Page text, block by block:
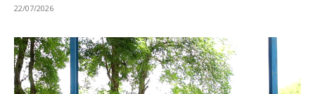
22/07/2026